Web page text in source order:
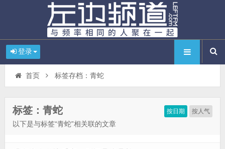
登录
首页 标签存档：青蛇
按日期 按人气
标签：青蛇
以下是与标签“青蛇”相关联的文章